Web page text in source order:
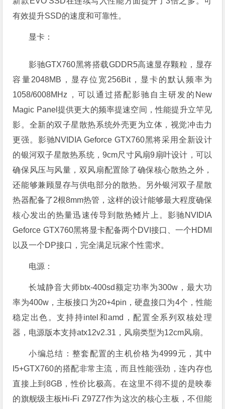
有效提升SSD的速度和可靠性。
显卡：
影驰GTX760黑将搭载GDDR5高速显存颗粒，显存
容量2048MB，显存位宽256Bit，显卡的默认频率为
1058/6008MHz，可以通过搭配影驰自主研发的New
Magic Panel提供更大的频率提速空间，性能提升立竿见
影。全新的双子星散热系统外壳更为立体，视觉冲击力
更强。影驰NVIDIA Geforce GTX760黑将采用全新设计
的银河双子星散热系统，9cm尺寸风扇9扇叶设计，可以
确保风压与风量，双风扇配置除了确保核心散热之外，
还能够兼顾显存与供电部分的散热。另外银河双子星散
热器配备了2根8mm热管，这样的设计能够最大程度确保
核心发出的热量迅速传导到散热鳍片上。影驰NVIDIA
Geforce GTX760黑将显卡配备两个DVI接口、一个HDMI
以及一个DP接口，完全满足玩家个性需求。
电源：
长城静音大师btx-400sd额定功率为300w，最大功
率为400w，主板接口为20+4pin，硬盘接口为4个，性能
稳定出色。支持持intel和amd，配置全系列双核处理
器，电源版本支持atx12v2.31，风扇类型为12cm风扇。
小编总结：整套配置的主机价格为4999元，其中
I5+GTX760的搭配非常主流，而且性能强劲，连内存也
直接上到8GB，性价比极高。在这里不得不提的是映泰
的旗舰级主板Hi-Fi Z97Z7作为这次的核心主板，不但能